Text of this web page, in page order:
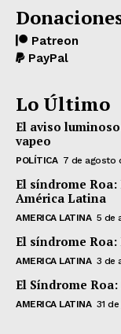
Patreon
PayPal
Lo Último
El aviso
vapeo
POLÍTICA 7 de agosto
El síndrome
América Latina
AMERICA LATINA 5 de
El síndrome
AMERICA LATINA 3 de
El Síndrome
AMERICA LATINA 31